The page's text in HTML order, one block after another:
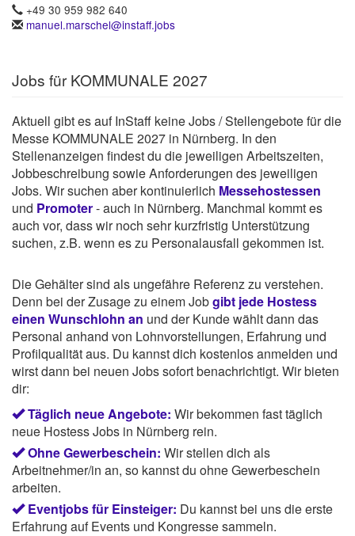
+49 30 959 982 640
manuel.marschel@instaff.jobs
Jobs für KOMMUNALE 2027
Aktuell gibt es auf InStaff keine Jobs / Stellengebote für die
Messe KOMMUNALE 2027 in Nürnberg. In den
Stellenanzeigen findest du die jeweiligen Arbeitszeiten,
Jobbeschreibung sowie Anforderungen des jeweiligen
Jobs. Wir suchen aber kontinuierlich Messehostessen
und Promoter- auch in Nürnberg. Manchmal kommt es
auch vor, dass wir noch sehr kurzfristig Unterstützung
suchen, z.B. wenn es zu Personalausfall gekommen ist.
Die Gehälter sind als ungefähre Referenz zu verstehen.
Denn bei der Zusage zu einem Jobgibt jede Hostess
einen Wunschlohn an und der Kunde wählt dann das
Personal anhand von Lohnvorstellungen, Erfahrung und
Profilqualität aus. Du kannst dich kostenlos anmelden und
wirst dann bei neuen Jobs sofort benachrichtigt. Wir bieten
dir:
Täglich neue Angebote: Wir bekommen fast täglich
neue Hostess Jobs in Nürnberg rein.
Ohne Gewerbeschein: Wir stellen dich als
Arbeitnehmer/in an, so kannst du ohne Gewerbeschein
arbeiten.
Eventjobs für Einsteiger: Du kannst bei uns die erste
Erfahrung auf Events und Kongresse sammeln.